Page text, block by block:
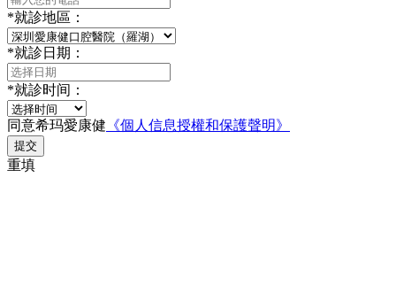
*就診地區：
*就診日期：
*就診时间：
同意希玛愛康健 《個人信息授權和保護聲明》
提交
重填